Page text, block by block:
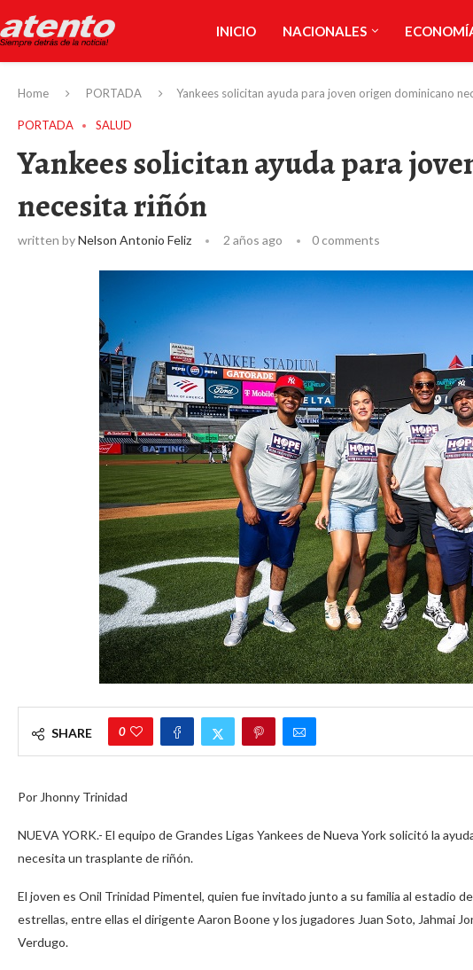
INICIO NACIONALES
Home PORTADA Yankees solicitan ayuda para joven origen dominicano
PORTADA SALUD
Yankees solicitan ayuda para
necesita riñón
written byNelson Antonio Feliz 2 años ago 0 comments
SHARE 0
Por Jhonny Trinidad
NUEVA YORK.- El equipo de Grandes Ligas Yankees de Nueva York solicitó la
necesita un trasplante de riñón.
El joven es Onil Trinidad Pimentel, quien fue invitado junto a su familia al estadio
estrellas, entre ellas el dirigente Aaron Boone y los jugadores Juan Soto, Jahmai
Verdugo.